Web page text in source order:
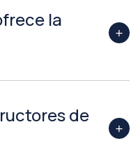
la
de